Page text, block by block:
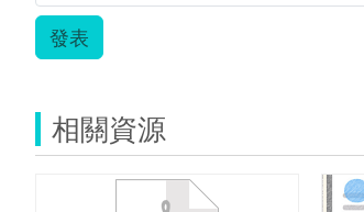
發表
相關資源